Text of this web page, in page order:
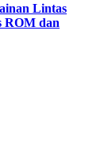
Lintas
ROM dan